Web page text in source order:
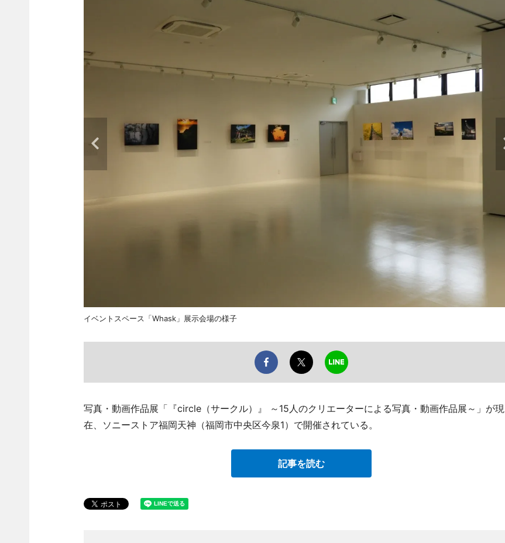
イベントスペース「Whask」展示会場の様子
写真・動画作品展「『circle（サークル）』 ～15人のクリエーターによる写真・動画作品展～」が現
在、ソニーストア福岡天神（福岡市中央区今泉1）で開催されている。
記事を読む